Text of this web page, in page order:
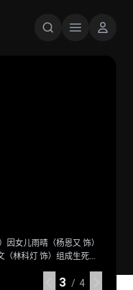
，卡拉·佐-艾尔（米莉·
不与一位意想不到的同
义的壮阔征途。
4 / 4
外切入名为“后室”的神秘
无边际的黄色房间，没有
赖因斯夫 饰）为寻回克拉
着心理防线的崩塌，未知
4 / 4
因女儿雨晴（杨恩又 饰）
林科灯 饰）组成生死同
头（黎唯 饰）与嗜血杀手
眼，鲜血开路，从血肉翻
4 / 4
(2026)
（佩德罗·帕斯卡 饰）与
。冷峻坚毅的赏金猎人丁
围堵中突围；看似弱小的
惊人战力，为搭档化解危
4 / 4